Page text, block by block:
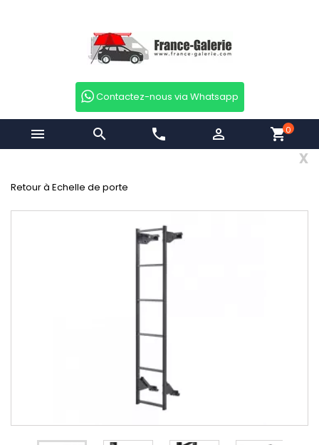
Contactez-nous via Whatsapp
  phone  shopping_cart0
x
Retour à Echelle de porte